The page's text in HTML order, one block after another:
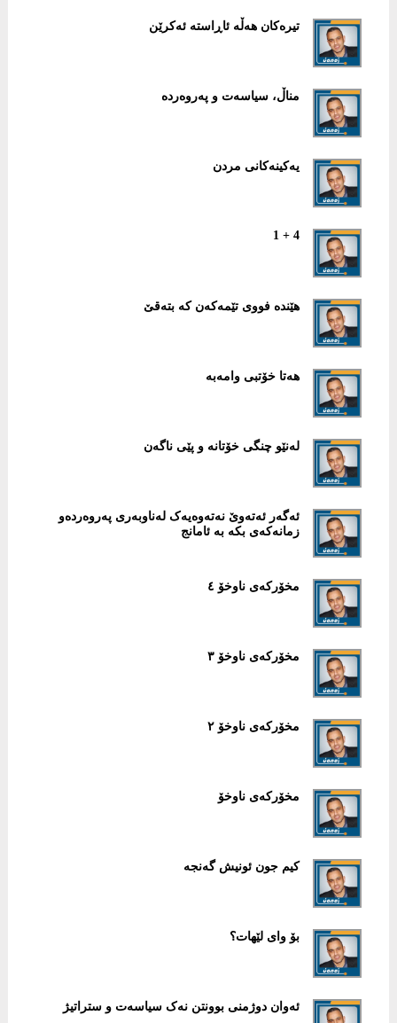
تیرەکان هەڵە ئاڕاستە ئەکرێن
مناڵ، سیاسەت و پەروەردە
یەکینەکانی مردن
4 + 1
ھێندە فووی تێمەکەن کە بتەقێ
هەتا خۆتبی وامەبە
لەنێو چنگی خۆتانە و پێی ناگەن
ئەگەر ئەتەوێ نەتەوەیەک لەناوبەری پەروەردەو
زمانەکەی بکە بە ئامانج
مخۆرکەی ناوخۆ ٤
مخۆرکەی ناوخۆ ٣
مخۆرکەی ناوخۆ ٢
مخۆرکەی ناوخۆ
کیم جون ئونیش گەنجە
بۆ وای لێھات؟
ئەوان دوژمنی بوونتن نەک سیاسەت و ستراتیژ